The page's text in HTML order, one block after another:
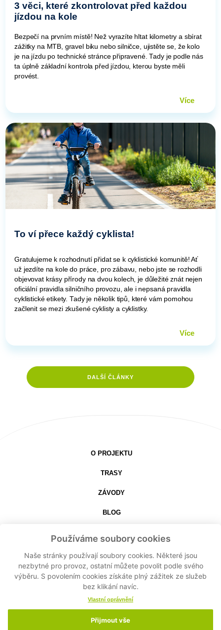
Používáme soubory cookies
Naše stránky používají soubory cookies. Některé jsou
nezbytné pro provoz, ostatní můžete povolit podle svého
výběru. S povolením cookies získáte plný zážitek ze služeb
bez klikání navíc.
Vlastní oprávnění
Přijmout vše
3 věci, které zkontrolovat před každou
jízdou na kole
Bezpečí na prvním místě! Než vyrazíte hltat kilometry a sbírat
zážitky na MTB, gravel biku nebo silničce, ujistěte se, že kolo
je na jízdu po technické stránce připravené. Tady je podle nás
ta úplně základní kontrola před jízdou, kterou byste měli
provést.
Více
To ví přece každý cyklista!
Gratulujeme k rozhodnutí přidat se k cyklistické komunitě! Ať
už jezdíte na kole do práce, pro zábavu, nebo jste se rozhodli
objevovat krásy přírody na dvou kolech, je důležité znát nejen
oficiální pravidla silničního provozu, ale i nepsaná pravidla
cyklistické etikety. Tady je několik tipů, které vám pomohou
začlenit se mezi zkušené cyklisty a cyklistky.
Více
DALŠÍ ČLÁNKY
O PROJEKTU
TRASY
ZÁVODY
BLOG
KONTAKT
STÁHNOUT APLIKACI